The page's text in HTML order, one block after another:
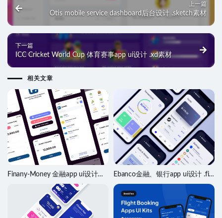
上一篇
Otis mobile service dashboard后台设计 .sketch素材
下一篇
ICC Cricket World Cup 体育赛事app ui设计 .xd素材
相关文章
Finany-Money 金融app ui设计
Ebanco金融、银行app ui设计 .fig
素材